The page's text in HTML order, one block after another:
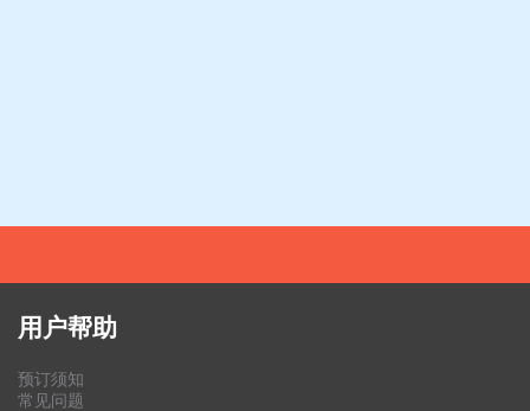
用户帮助
预订须知
常见问题